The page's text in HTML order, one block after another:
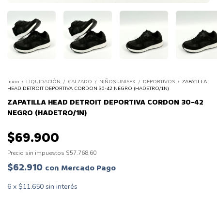
Inicio / LIQUIDACIÓN / CALZADO / NIÑOS UNISEX / DEPORTIVOS / ZAPATILLA
HEAD DETROIT DEPORTIVA CORDON 30-42 NEGRO (HADETRO/1N)
ZAPATILLA HEAD DETROIT DEPORTIVA CORDON 30-42
NEGRO (HADETRO/1N)
$69.900
Precio sin impuestos $57.768,60
$62.910 con Mercado Pago
6 x $11.650 sin interés